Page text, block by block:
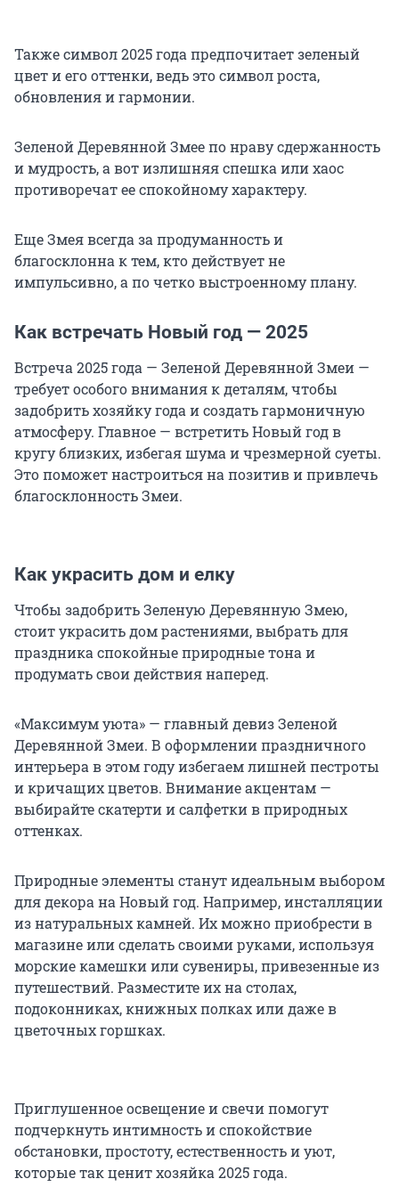
Также символ 2025 года предпочитает зеленый
цвет и его оттенки, ведь это символ роста,
обновления и гармонии.
Зеленой Деревянной Змее по нраву сдержанность
и мудрость, а вот излишняя спешка или хаос
противоречат ее спокойному характеру.
Еще Змея всегда за продуманность и
благосклонна к тем, кто действует не
импульсивно, а по четко выстроенному плану.
Как встречать Новый год — 2025
Встреча 2025 года — Зеленой Деревянной Змеи —
требует особого внимания к деталям, чтобы
задобрить хозяйку года и создать гармоничную
атмосферу. Главное — встретить Новый год в
кругу близких, избегая шума и чрезмерной суеты.
Это поможет настроиться на позитив и привлечь
благосклонность Змеи.
Как украсить дом и елку
Чтобы задобрить Зеленую Деревянную Змею,
стоит украсить дом растениями, выбрать для
праздника спокойные природные тона и
продумать свои действия наперед.
«Максимум уюта» — главный девиз Зеленой
Деревянной Змеи. В оформлении праздничного
интерьера в этом году избегаем лишней пестроты
и кричащих цветов. Внимание акцентам —
выбирайте скатерти и салфетки в природных
оттенках.
Природные элементы станут идеальным выбором
для декора на Новый год. Например, инсталляции
из натуральных камней. Их можно приобрести в
магазине или сделать своими руками, используя
морские камешки или сувениры, привезенные из
путешествий. Разместите их на столах,
подоконниках, книжных полках или даже в
цветочных горшках.
Приглушенное освещение и свечи помогут
подчеркнуть интимность и спокойствие
обстановки, простоту, естественность и уют,
которые так ценит хозяйка 2025 года.